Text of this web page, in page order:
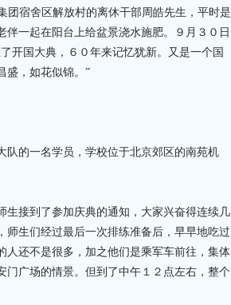
团宿舍区解放村的离休干部周皓先生，平时是
一起在阳台上给盆景浇水施肥。９月３０日
开国大典，６０年来记忆犹新。又是一个国
盛，如花似锦。”
队的一名学员，学校位于北京郊区的南苑机
生接到了参加庆典的通知，大家兴奋得连续几
生们经过最后一次排练准备后，早早地吃过
人还不是很多，加之他们是乘军车前往，集体
门广场的情景。但到了中午１２点左右，整个